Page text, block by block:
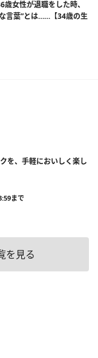
女性が退職をした時、
言葉”とは……【34歳の生
を、手軽においしく楽し
まで
を見る